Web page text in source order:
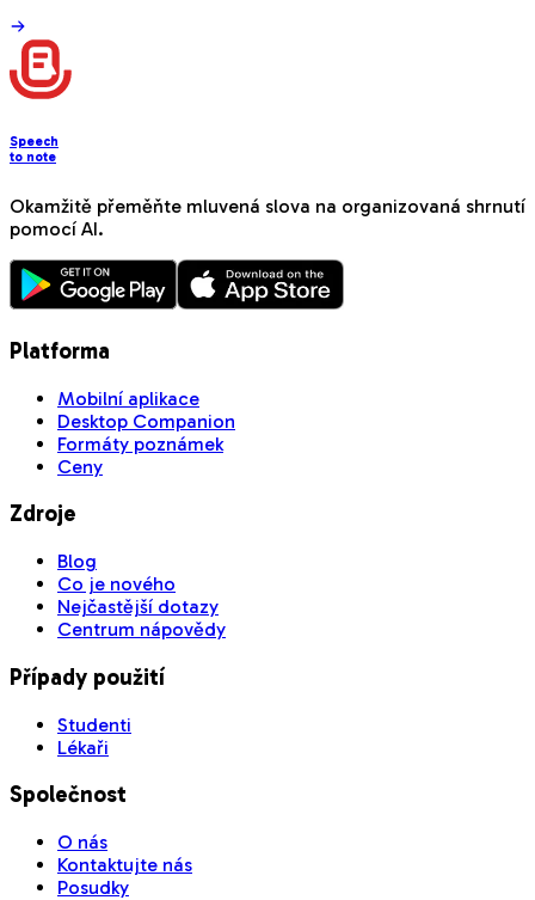
Speech
to note
Okamžitě přeměňte mluvená slova na organizovaná shrnutí
pomocí AI.
Platforma
Mobilní aplikace
Desktop Companion
Formáty poznámek
Ceny
Zdroje
Blog
Co je nového
Nejčastější dotazy
Centrum nápovědy
Případy použití
Studenti
Lékaři
Společnost
O nás
Kontaktujte nás
Posudky